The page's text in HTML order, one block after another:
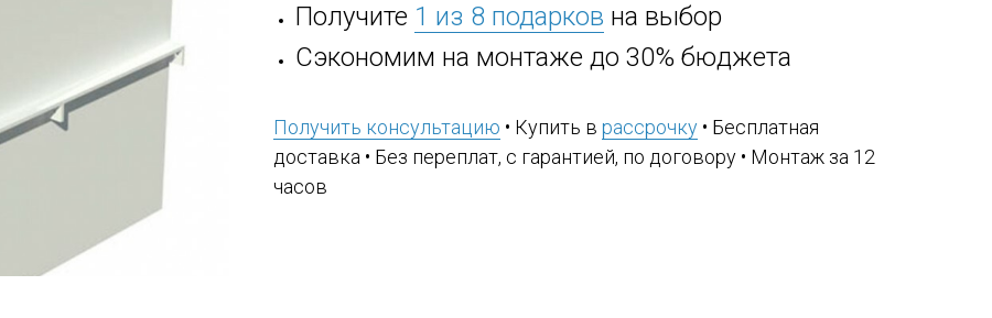
Получите 1 из 8 подарков на выбор
Сэкономим на монтаже до 30% бюджета
Получить консультацию • Купить в рассрочку • Бесплатная
доставка • Без переплат, с гарантией, по договору • Монтаж за 12
часов